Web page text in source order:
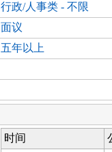
行政/人事类 - 不限
面议
五年以上
时间